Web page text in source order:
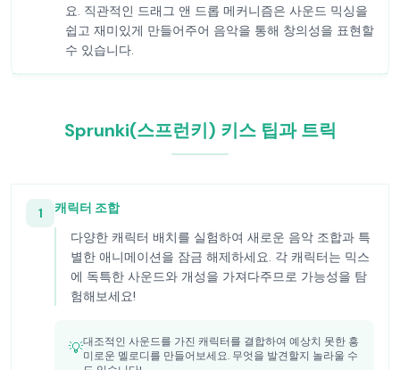
요. 직관적인 드래그 앤 드롭 메커니즘은 사운드 믹싱을
쉽고 재미있게 만들어주어 음악을 통해 창의성을 표현할
수 있습니다.
Sprunki(스프런키) 키스 팁과 트릭
1
캐릭터 조합
다양한 캐릭터 배치를 실험하여 새로운 음악 조합과 특
별한 애니메이션을 잠금 해제하세요. 각 캐릭터는 믹스
에 독특한 사운드와 개성을 가져다주므로 가능성을 탐
험해보세요!
💡대조적인 사운드를 가진 캐릭터를 결합하여 예상치 못한 흥
미로운 멜로디를 만들어보세요. 무엇을 발견할지 놀라울 수